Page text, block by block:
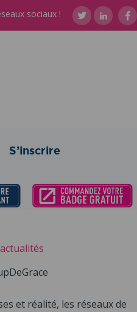
sociaux !
S’inscrire
et réalité, les réseaux de